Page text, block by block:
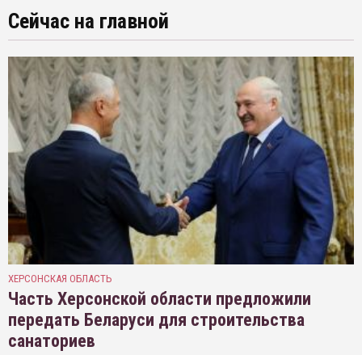
Сейчас на главной
ХЕРСОНСКАЯ ОБЛАСТЬ
Часть Херсонской области предложили
передать Беларуси для строительства
санаториев